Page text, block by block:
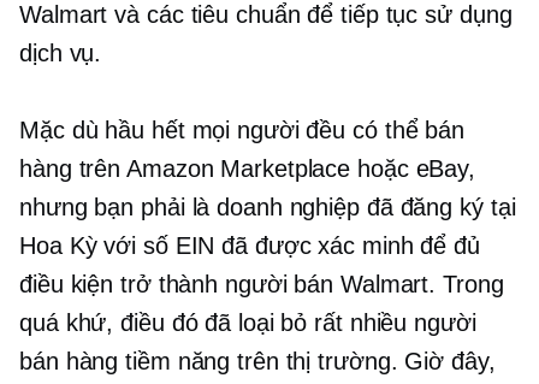
Walmart và các tiêu chuẩn để tiếp tục sử dụng
dịch vụ.
Mặc dù hầu hết mọi người đều có thể bán
hàng trên Amazon Marketplace hoặc eBay,
nhưng bạn phải là doanh nghiệp đã đăng ký tại
Hoa Kỳ với số EIN đã được xác minh để đủ
điều kiện trở thành người bán Walmart. Trong
quá khứ, điều đó đã loại bỏ rất nhiều người
bán hàng tiềm năng trên thị trường. Giờ đây,